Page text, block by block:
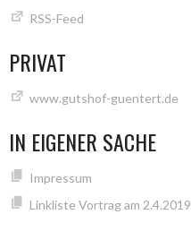
RSS-Feed
PRIVAT
www.gutshof-guentert.de
IN EIGENER SACHE
Impressum
Linkliste Vortrag am 2.4.2019